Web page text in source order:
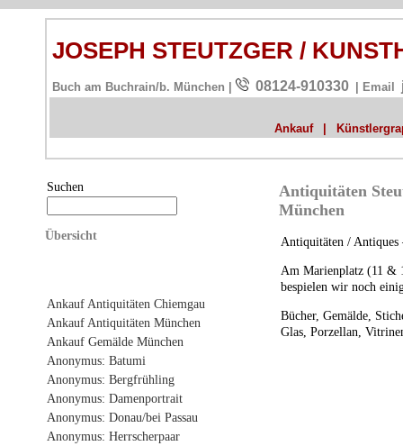
JOSEPH STEUTZGER /
Buch am Buchrain/b. München | 08124-910330 | Email
Ankauf
Suchen
Übersicht
Ankauf Antiquitäten Chiemgau
Ankauf Antiquitäten München
Ankauf Gemälde München
Anonymus: Batumi
Anonymus: Bergfrühling
Anonymus: Damenportrait
Anonymus: Donau/bei Passau
Anonymus: Herrscherpaar
Antiquitäten
München
Antiquitäten /
Am Marienplatz (11 &
bespielen wir noch
Bücher, Gemälde,
Glas, Porzellan,